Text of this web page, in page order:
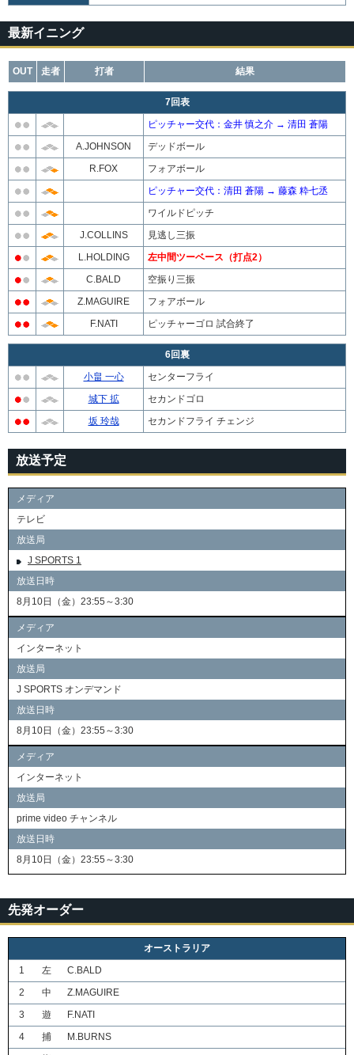
最新イニング
OUT 走者 打者 結果
7回表
ピッチャー交代：金井 慎之介 → 清田 蒼陽
A.JOHNSON
デッドボール
R.FOX
フォアボール
ピッチャー交代：清田 蒼陽 → 藤森 粋七丞
ワイルドピッチ
J.COLLINS
見逃し三振
L.HOLDING
左中間ツーベース（打点2）
C.BALD
空振り三振
Z.MAGUIRE
フォアボール
F.NATI
ピッチャーゴロ 試合終了
6回裏
小畠 一心
センターフライ
城下 拡
セカンドゴロ
坂 玲哉
セカンドフライ チェンジ
放送予定
メディア
テレビ
放送局
J SPORTS 1
放送日時
8月10日（金）23:55～3:30
メディア
インターネット
放送局
J SPORTS オンデマンド
放送日時
8月10日（金）23:55～3:30
メディア
インターネット
放送局
prime video チャンネル
放送日時
8月10日（金）23:55～3:30
先発オーダー
オーストラリア
1
左
C.BALD
2
中
Z.MAGUIRE
3
遊
F.NATI
4
捕
M.BURNS